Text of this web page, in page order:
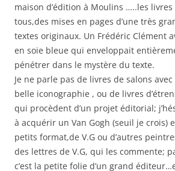
maison d’édition à Moulins …..les livres
tous,des mises en pages d’une très
textes originaux. Un Frédéric Clément
en soie bleue qui enveloppait
pénétrer dans le mystère du texte.
Je ne parle pas de livres de salons
belle iconographie , ou de livres
qui procèdent d’un projet éditorial;
à acquérir un Van Gogh (seuil je crois)
petits format,de V.G ou d’autres
des lettres de V.G, qui les commente;
c’est la petite folie d’un grand